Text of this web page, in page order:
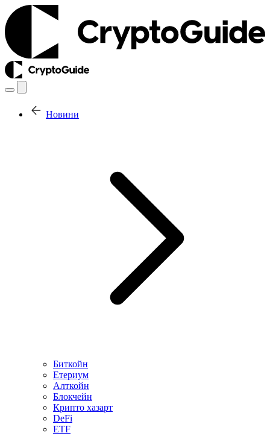
Новини
Биткойн
Етериум
Алткойн
Блокчейн
Крипто хазарт
DeFi
ETF